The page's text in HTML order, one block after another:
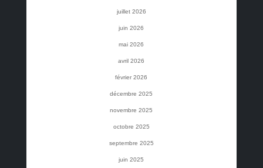
juillet 2026
juin 2026
mai 2026
avril 2026
février 2026
décembre 2025
novembre 2025
octobre 2025
septembre 2025
juin 2025